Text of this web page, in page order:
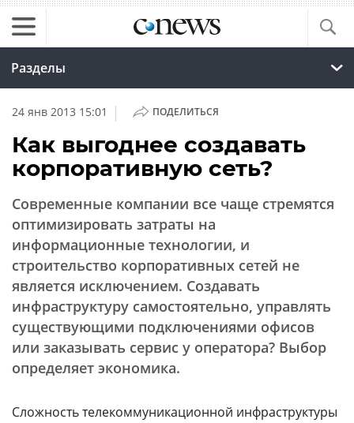
Разделы
24 янв 2013 15:01 | ПОДЕЛИТЬСЯ
Как выгоднее создавать
корпоративную сеть?
Современные компании все чаще стремятся
оптимизировать затраты на
информационные технологии, и
строительство корпоративных сетей не
является исключением. Создавать
инфраструктуру самостоятельно, управлять
существующими подключениями офисов
или заказывать сервис у оператора? Выбор
определяет экономика.
Сложность телекоммуникационной инфраструктуры